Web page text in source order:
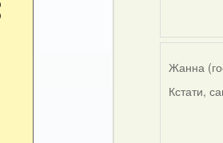
Жанна
Кстати,